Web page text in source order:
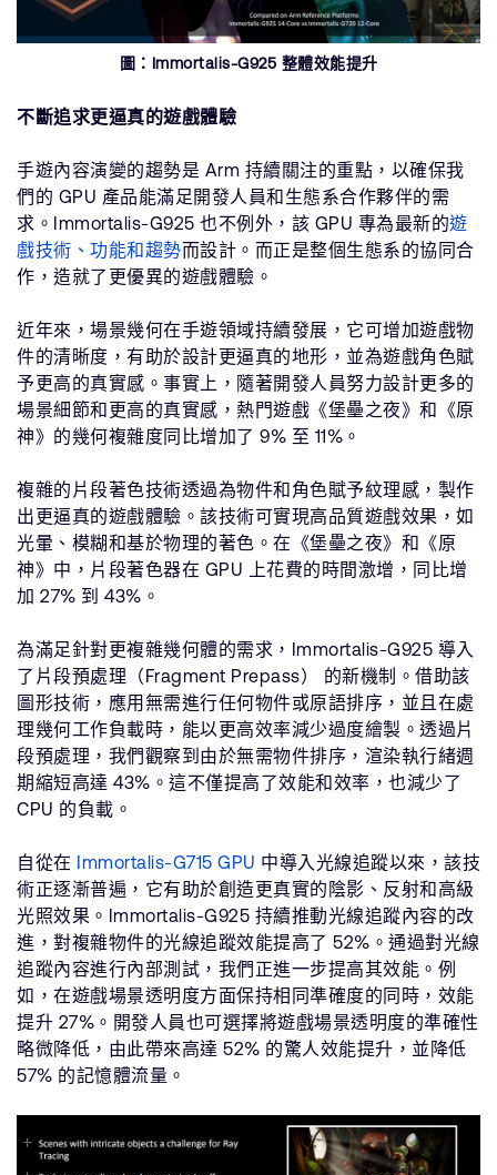
圖：Immortalis-G925 整體效能提升
不斷追求更逼真的遊戲體驗
手遊內容演變的趨勢是 Arm 持續關注的重點，以確保我
們的 GPU 產品能滿足開發人員和生態系合作夥伴的需
求。Immortalis-G925 也不例外，該 GPU 專為最新的遊
戲技術、功能和趨勢而設計。而正是整個生態系的協同合
作，造就了更優異的遊戲體驗。
近年來，場景幾何在手遊領域持續發展，它可增加遊戲物
件的清晰度，有助於設計更逼真的地形，並為遊戲角色賦
予更高的真實感。事實上，隨著開發人員努力設計更多的
場景細節和更高的真實感，熱門遊戲《堡壘之夜》和《原
神》的幾何複雜度同比增加了 9% 至 11%。
複雜的片段著色技術透過為物件和角色賦予紋理感，製作
出更逼真的遊戲體驗。該技術可實現高品質遊戲效果，如
光暈、模糊和基於物理的著色。在《堡壘之夜》和《原
神》中，片段著色器在 GPU 上花費的時間激增，同比增
加 27% 到 43%。
為滿足針對更複雜幾何體的需求，Immortalis-G925 導入
了片段預處理（Fragment Prepass） 的新機制。借助該
圖形技術，應用無需進行任何物件或原語排序，並且在處
理幾何工作負載時，能以更高效率減少過度繪製。透過片
段預處理，我們觀察到由於無需物件排序，渲染執行緒週
期縮短高達 43%。這不僅提高了效能和效率，也減少了
CPU 的負載。
自從在 Immortalis-G715 GPU 中導入光線追蹤以來，該技
術正逐漸普遍，它有助於創造更真實的陰影、反射和高級
光照效果。Immortalis-G925 持續推動光線追蹤內容的改
進，對複雜物件的光線追蹤效能提高了 52%。通過對光線
追蹤內容進行內部測試，我們正進一步提高其效能。例
如，在遊戲場景透明度方面保持相同準確度的同時，效能
提升 27%。開發人員也可選擇將遊戲場景透明度的準確性
略微降低，由此帶來高達 52% 的驚人效能提升，並降低
57% 的記憶體流量。